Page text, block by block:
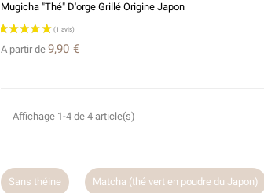
Mugicha "Thé" D'orge Grillé Origine Japon
A partir de 9,90 €
Affichage 1-4 de 4 article(s)
Sans théine Matcha (thé vert en poudre du Japon)